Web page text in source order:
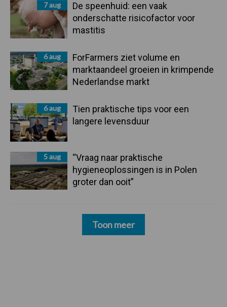
7 aug
De speenhuid: een vaak
onderschatte risicofactor voor
mastitis
6 aug
ForFarmers ziet volume en
marktaandeel groeien in krimpende
Nederlandse markt
6 aug
Tien praktische tips voor een
langere levensduur
5 aug
“Vraag naar praktische
hygieneoplossingen is in Polen
groter dan ooit”
Toon meer